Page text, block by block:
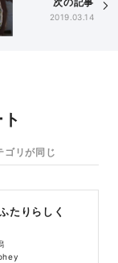
2019.03.14
ゴリが同じ
たりらしく